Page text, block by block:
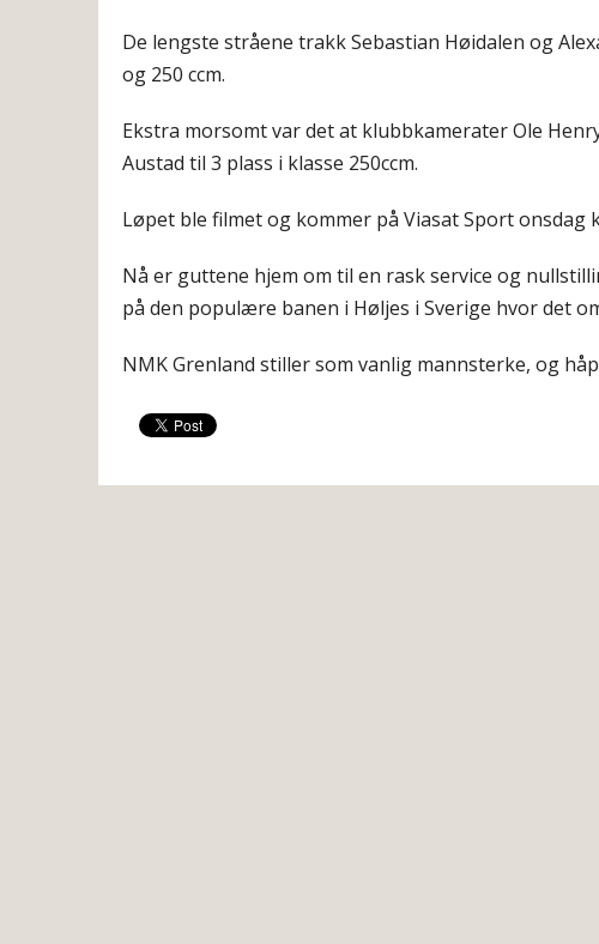
De lengste stråene trakk Sebastian Høidalen og
og 250 ccm.
Ekstra morsomt var det at klubbkamerater Ole
Austad til 3 plass i klasse 250ccm.
Løpet ble filmet og kommer på Viasat Sport
Nå er guttene hjem om til en rask service og
på den populære banen i Høljes i Sverige hvor det
NMK Grenland stiller som vanlig mannsterke, og